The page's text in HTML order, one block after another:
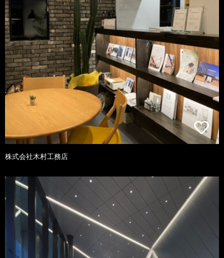
株式会社木村工務店